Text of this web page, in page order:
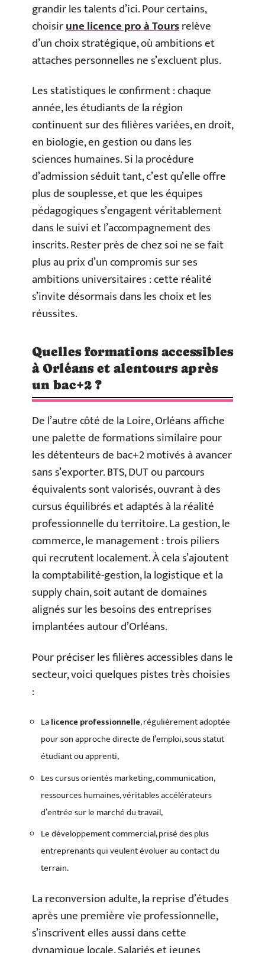
grandir les talents d’ici. Pour certains,
choisirune licence pro à Toursrelève
d’un choix stratégique, où ambitions et
attaches personnelles ne s’excluent plus.
Les statistiques le confirment : chaque
année, les étudiants de la région
continuent sur des filières variées, en droit,
en biologie, en gestion ou dans les
sciences humaines. Si la procédure
d’admission séduit tant, c’est qu’elle offre
plus de souplesse, et que les équipes
pédagogiques s’engagent véritablement
dans le suivi et l’accompagnement des
inscrits. Rester près de chez soi ne se fait
plus au prix d’un compromis sur ses
ambitions universitaires : cette réalité
s’invite désormais dans les choix et les
réussites.
Quelles formations accessibles
à Orléans et alentours après
un bac+2 ?
De l’autre côté de la Loire, Orléans affiche
une palette de formations similaire pour
les détenteurs de bac+2 motivés à avancer
sans s’exporter. BTS, DUT ou parcours
équivalents sont valorisés, ouvrant à des
cursus équilibrés et adaptés à la réalité
professionnelle du territoire. La gestion, le
commerce, le management : trois piliers
qui recrutent localement. À cela s’ajoutent
la comptabilité-gestion, la logistique et la
supply chain, soit autant de domaines
alignés sur les besoins des entreprises
implantées autour d’Orléans.
Pour préciser les filières accessibles dans le
secteur, voici quelques pistes très choisies
:
Lalicence professionnelle, régulièrement adoptée
pour son approche directe de l’emploi, sous statut
étudiant ou apprenti,
Les cursus orientés marketing, communication,
ressources humaines, véritables accélérateurs
d’entrée sur le marché du travail,
Le développement commercial, prisé des plus
entreprenants qui veulent évoluer au contact du
terrain.
La reconversion adulte, la reprise d’études
après une première vie professionnelle,
s’inscrivent elles aussi dans cette